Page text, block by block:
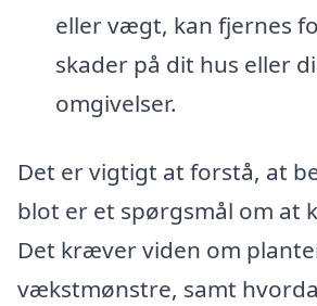
eller vægt, kan fjernes
skader på dit hus eller
omgivelser.
Det er vigtigt at forstå, at
blot er et spørgsmål om at
Det kræver viden om
vækstmønstre, samt